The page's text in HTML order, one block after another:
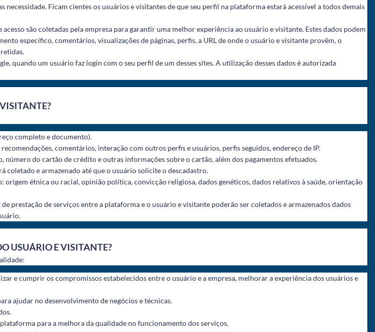
Ficam cientes os usuários e visitantes de que seu perfil na plataforma estará acessível a todos demais
são coletadas pela empresa para garantir uma melhor experiência ao usuário e visitante. Estes dados podem
específico, comentários, visualizações de páginas, perfis, a URL de onde o usuário e visitante provêm, o
quando um usuário faz login com o seu perfil de um desses sites. A utilização desses dados é autorizada
completo e documento).
comentários, interação com outros perfis e usuários, perfis seguidos, endereço de IP.
do cartão de crédito e outras informações sobre o cartão, além dos pagamentos efetuados.
e armazenado até que o usuário solicite o descadastro.
étnica ou racial, opinião política, convicção religiosa, dados genéticos, dados relativos à saúde, orientação
prestação de serviços entre a plataforma e o usuário e visitante poderão ser coletados e armazenados dados
USUÁRIO E VISITANTE?
e cumprir os compromissos estabelecidos entre o usuário e a empresa, melhorar a experiência dos usuários e
ajudar no desenvolvimento de negócios e técnicas.
para a melhora da qualidade no funcionamento dos serviços.